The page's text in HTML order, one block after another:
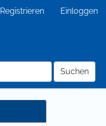
Registrieren Einloggen
Suchen